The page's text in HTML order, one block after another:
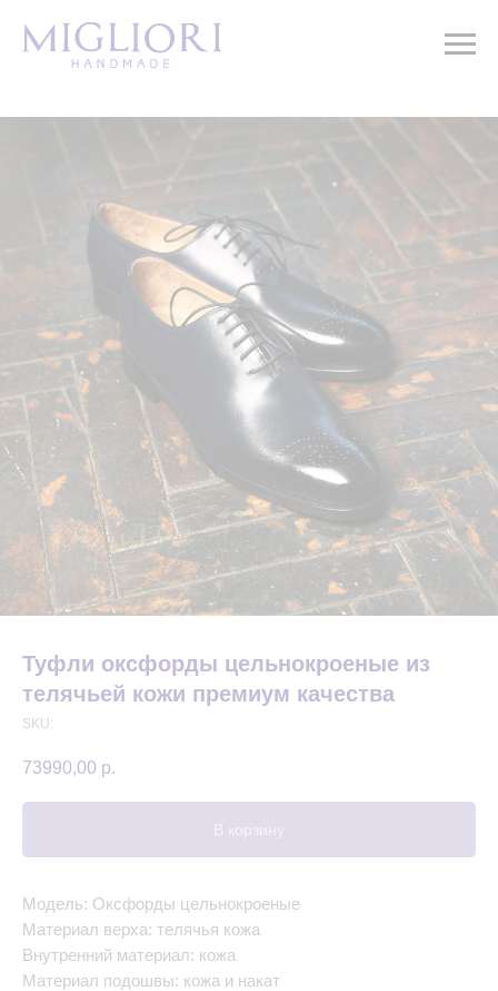
Туфли оксфорды цельнокроеные из
телячьей кожи премиум качества
SKU:
73990,00 р.
В корзину
Модель: Оксфорды цельнокроеные
Материал верха: телячья кожа
Внутренний материал: кожа
Материал подошвы: кожа и накат